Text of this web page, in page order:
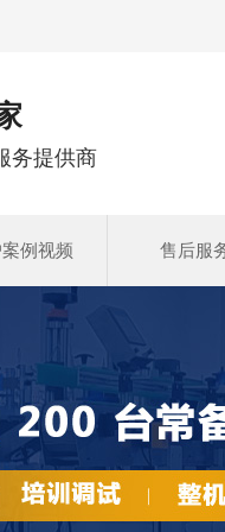
务提供商
例视频 售后服